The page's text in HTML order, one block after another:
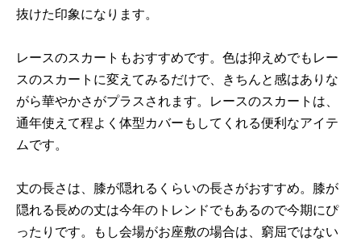
抜けた印象になります。
レースのスカートもおすすめです。色は抑えめでもレー
スのスカートに変えてみるだけで、きちんと感はありな
がら華やかさがプラスされます。レースのスカートは、
通年使えて程よく体型カバーもしてくれる便利なアイテ
ムです。
丈の長さは、膝が隠れるくらいの長さがおすすめ。膝が
隠れる長めの丈は今年のトレンドでもあるので今期にぴ
ったりです。もし会場がお座敷の場合は、窮屈ではない